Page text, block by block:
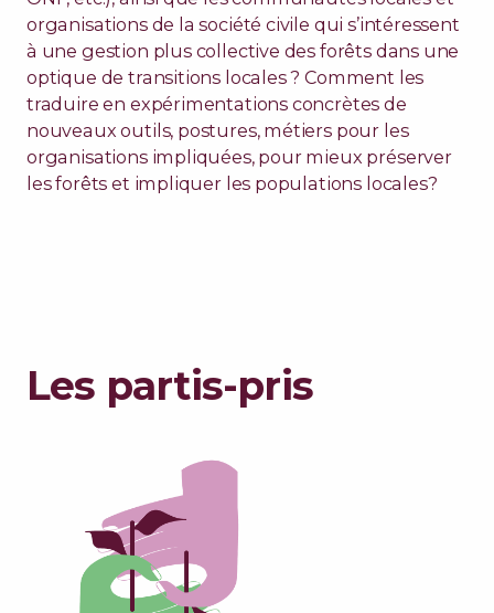
organisations de la société civile qui s’intéressent
à une gestion plus collective des forêts dans une
optique de transitions locales ? Comment les
traduire en expérimentations concrètes de
nouveaux outils, postures, métiers pour les
organisations impliquées, pour mieux préserver
les forêts et impliquer les populations locales?
Les partis-pris